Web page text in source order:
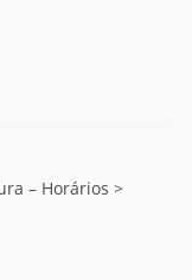
– Horários >